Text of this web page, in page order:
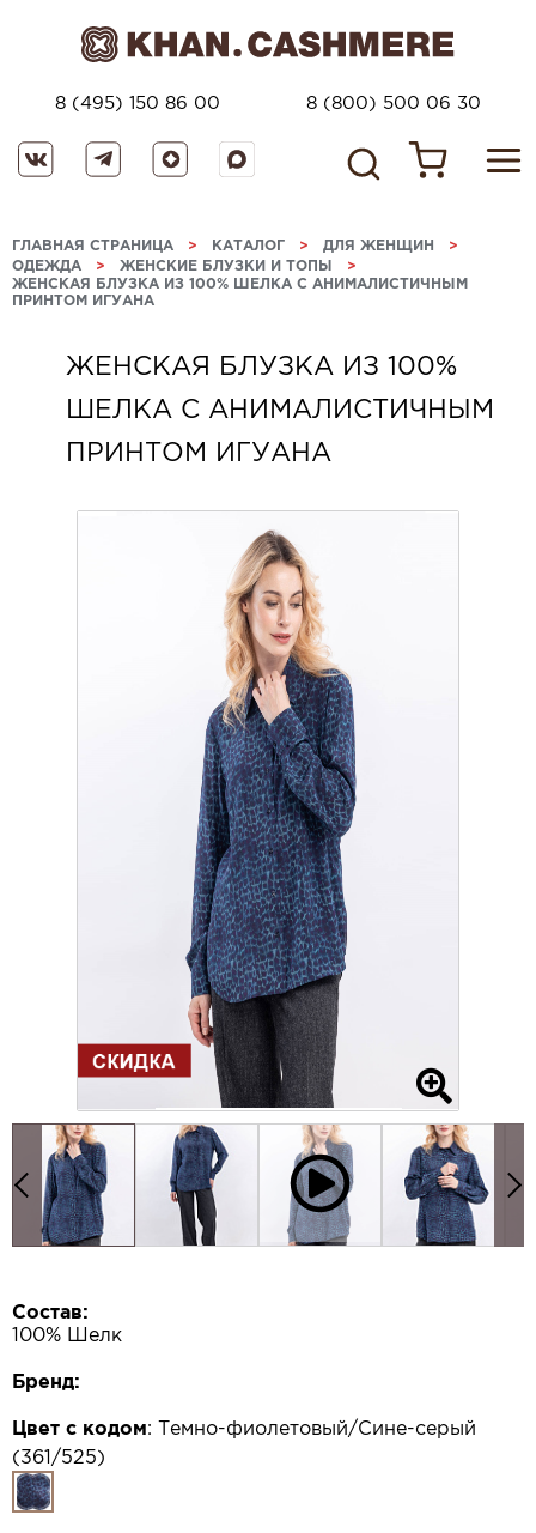
8 (495) 150 86 00 8 (800) 500 06 30
ГЛАВНАЯ СТРАНИЦА > КАТАЛОГ > ДЛЯ ЖЕНЩИН >
ОДЕЖДА > ЖЕНСКИЕ БЛУЗКИ И ТОПЫ >
ЖЕНСКАЯ БЛУЗКА ИЗ 100% ШЕЛКА С АНИМАЛИСТИЧНЫМ
ПРИНТОМ ИГУАНА
ЖЕНСКАЯ БЛУЗКА ИЗ 100%
ШЕЛКА С АНИМАЛИСТИЧНЫМ
ПРИНТОМ ИГУАНА
Состав:
100% Шелк
Бренд:
Цвет с кодом: Темно-фиолетовый/Сине-серый
(361/525)